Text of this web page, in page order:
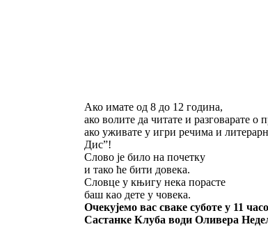
Ако имате од 8 до 12 година,
ако волите да читате и разговарате о
ако уживате у игри речима и
Дисˮ!
Слово је било на почетку
и тако ће бити довека.
Словце у књигу нека порасте
баш као дете у човека.
Очекујемо вас сваке суботе у 11
Састанке Клуба води Оливера